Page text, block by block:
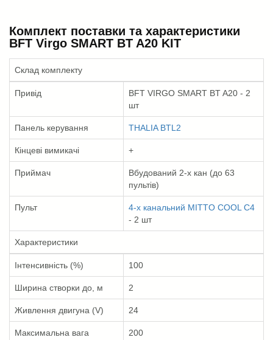
Комплект поставки та характеристики
BFT Virgo SMART BT A20 KIT
Склад комплекту
Привід
BFT VIRGO SMART BT A20 - 2
шт
Панель керування THALIA BTL2
Кінцеві вимикачі +
Приймач
Вбудований 2-х кан (до 63
пультів)
Пульт
4-х канальний MITTO COOL C4
- 2 шт
Характеристики
Інтенсивність (%) 100
Ширина створки до, м 2
Живлення двигуна (V) 24
Максимальна вага
200